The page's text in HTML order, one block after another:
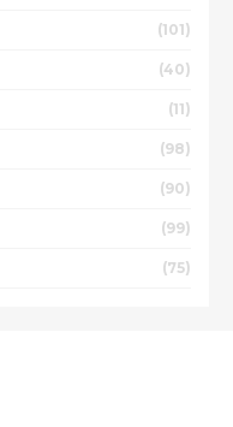
(101)
(40)
(11)
(98)
(90)
(99)
(75)